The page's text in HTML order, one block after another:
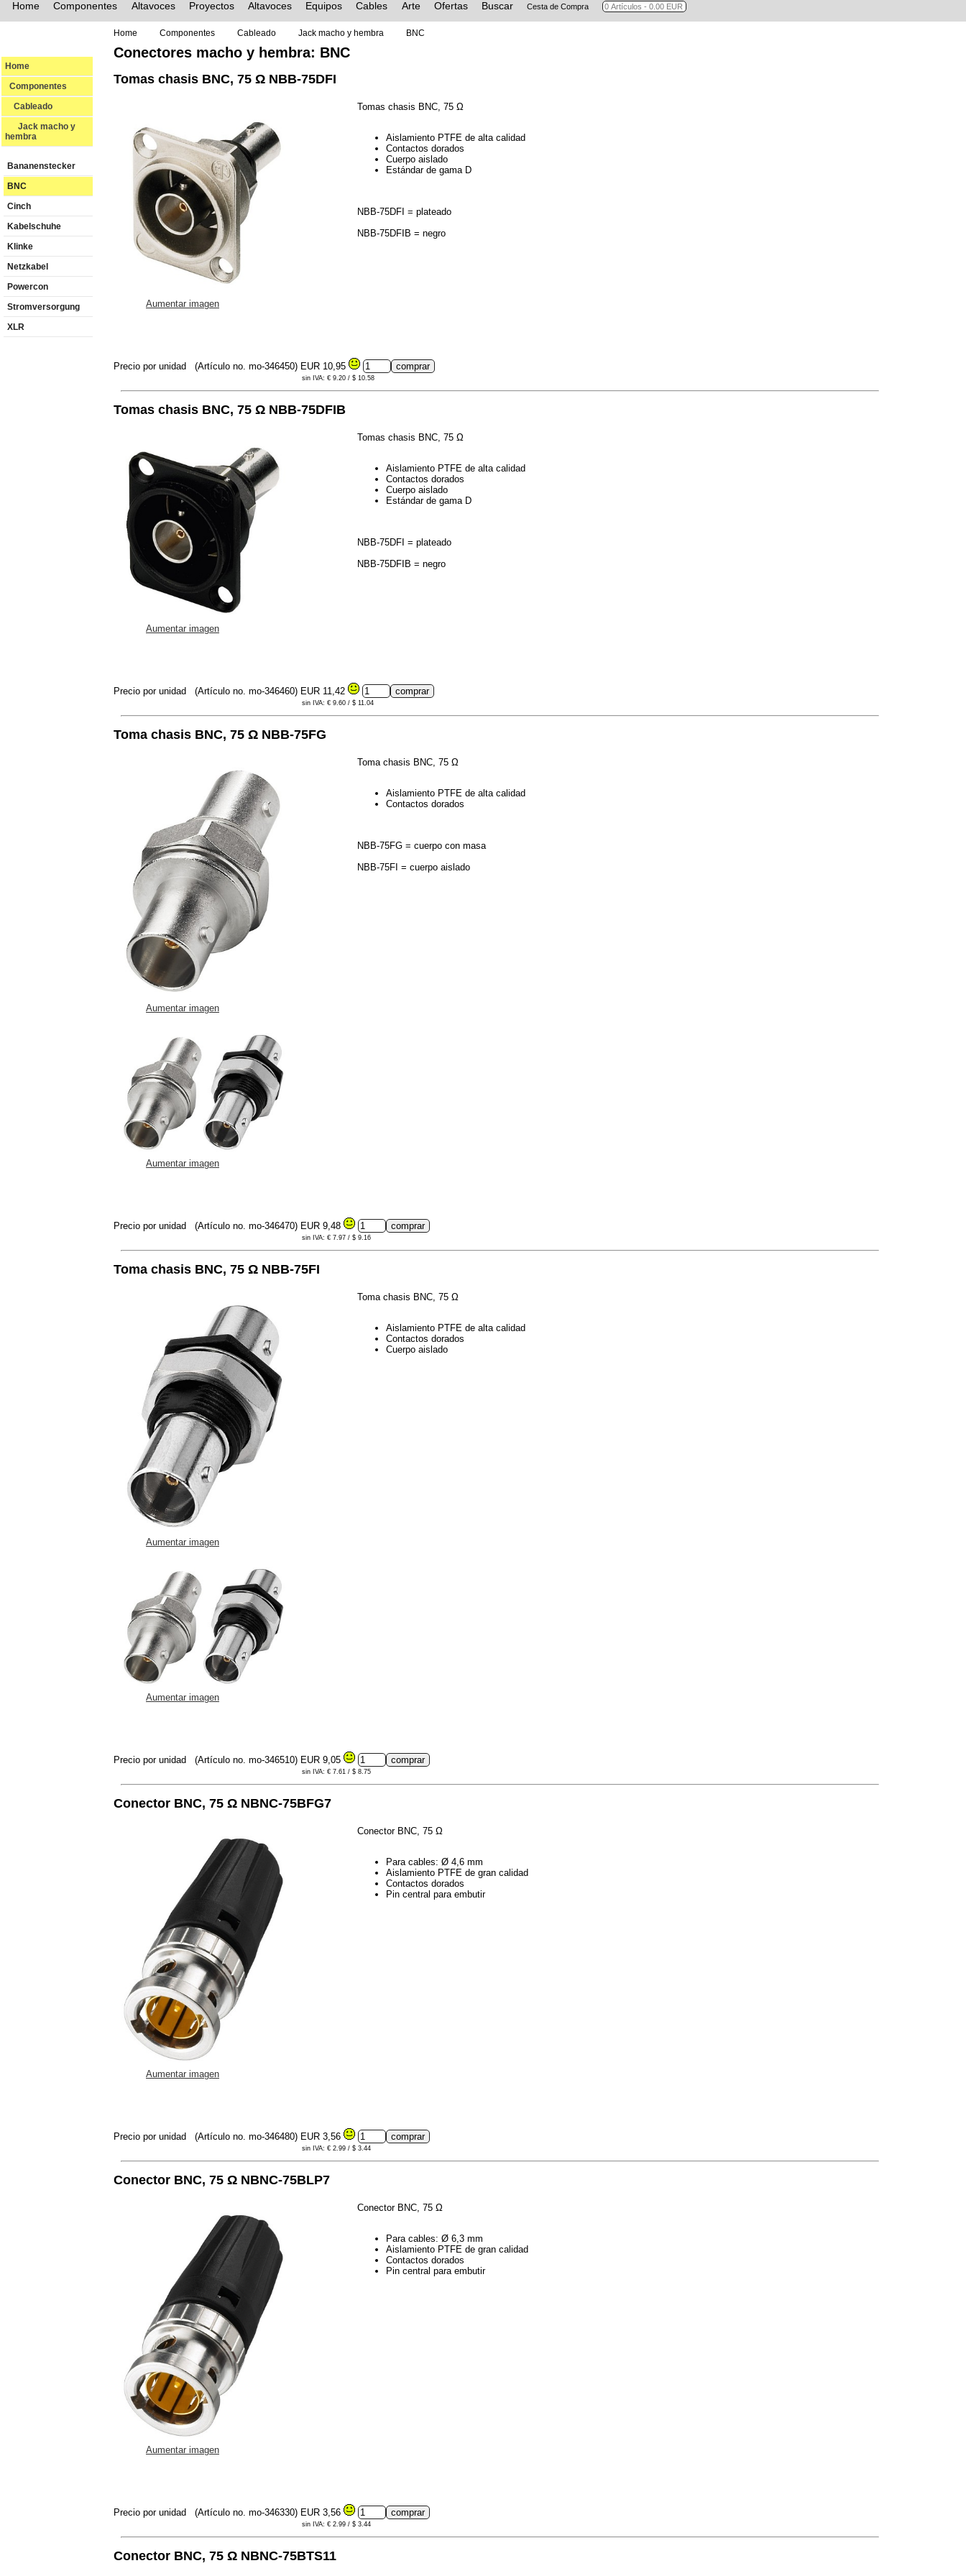
Home Componentes Altavoces Proyectos Altavoces Equipos Cables Arte Ofertas Buscar Cesta de Compra
Home Componentes Cableado Jack macho y hembra BNC
Home
Componentes
Cableado
Jack macho y
hembra
Bananenstecker
BNC
Cinch
Kabelschuhe
Klinke
Netzkabel
Powercon
Stromversorgung
XLR
Conectores macho y hembra: BNC
Tomas chasis BNC, 75 Ω NBB-75DFI
Aumentar imagen
Tomas chasis BNC, 75 Ω
Aislamiento PTFE de alta calidad
Contactos dorados
Cuerpo aislado
Estándar de gama D
NBB-75DFI = plateado
NBB-75DFIB = negro
Precio por unidad (Artículo no. mo-346450) EUR 10,95
sin IVA: € 9.20 / $ 10.58
Tomas chasis BNC, 75 Ω NBB-75DFIB
Aumentar imagen
Tomas chasis BNC, 75 Ω
Aislamiento PTFE de alta calidad
Contactos dorados
Cuerpo aislado
Estándar de gama D
NBB-75DFI = plateado
NBB-75DFIB = negro
Precio por unidad (Artículo no. mo-346460) EUR 11,42
sin IVA: € 9.60 / $ 11.04
Toma chasis BNC, 75 Ω NBB-75FG
Aumentar imagen
Aumentar imagen
Toma chasis BNC, 75 Ω
Aislamiento PTFE de alta calidad
Contactos dorados
NBB-75FG = cuerpo con masa
NBB-75FI = cuerpo aislado
Precio por unidad (Artículo no. mo-346470) EUR 9,48
sin IVA: € 7.97 / $ 9.16
Toma chasis BNC, 75 Ω NBB-75FI
Aumentar imagen
Aumentar imagen
Toma chasis BNC, 75 Ω
Aislamiento PTFE de alta calidad
Contactos dorados
Cuerpo aislado
Precio por unidad (Artículo no. mo-346510) EUR 9,05
sin IVA: € 7.61 / $ 8.75
Conector BNC, 75 Ω NBNC-75BFG7
Aumentar imagen
Conector BNC, 75 Ω
Para cables: Ø 4,6 mm
Aislamiento PTFE de gran calidad
Contactos dorados
Pin central para embutir
Precio por unidad (Artículo no. mo-346480) EUR 3,56
sin IVA: € 2.99 / $ 3.44
Conector BNC, 75 Ω NBNC-75BLP7
Aumentar imagen
Conector BNC, 75 Ω
Para cables: Ø 6,3 mm
Aislamiento PTFE de gran calidad
Contactos dorados
Pin central para embutir
Precio por unidad (Artículo no. mo-346330) EUR 3,56
sin IVA: € 2.99 / $ 3.44
Conector BNC, 75 Ω NBNC-75BTS11